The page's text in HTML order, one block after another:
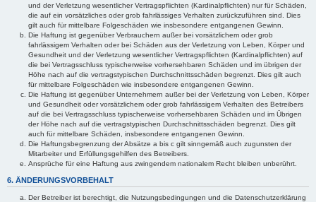
und der Verletzung wesentlicher Vertragspflichten (Kardinalpflichten) nur für Schäden,
die auf ein vorsätzliches oder grob fahrlässiges Verhalten zurückzuführen sind. Dies
gilt auch für mittelbare Folgeschäden wie insbesondere entgangenen Gewinn.
Die Haftung ist gegenüber Verbrauchern außer bei vorsätzlichem oder grob
fahrlässigem Verhalten oder bei Schäden aus der Verletzung von Leben, Körper und
Gesundheit und der Verletzung wesentlicher Vertragspflichten (Kardinalpflichten) auf
die bei Vertragsschluss typischerweise vorhersehbaren Schäden und im übrigen der
Höhe nach auf die vertragstypischen Durchschnittsschäden begrenzt. Dies gilt auch
für mittelbare Folgeschäden wie insbesondere entgangenen Gewinn.
Die Haftung ist gegenüber Unternehmern außer bei der Verletzung von Leben, Körper
und Gesundheit oder vorsätzlichem oder grob fahrlässigem Verhalten des Betreibers
auf die bei Vertragsschluss typischerweise vorhersehbaren Schäden und im Übrigen
der Höhe nach auf die vertragstypischen Durchschnittsschäden begrenzt. Dies gilt
auch für mittelbare Schäden, insbesondere entgangenen Gewinn.
Die Haftungsbegrenzung der Absätze a bis c gilt sinngemäß auch zugunsten der
Mitarbeiter und Erfüllungsgehilfen des Betreibers.
Ansprüche für eine Haftung aus zwingendem nationalem Recht bleiben unberührt.
6. ÄNDERUNGSVORBEHALT
Der Betreiber ist berechtigt, die Nutzungsbedingungen und die Datenschutzerklärung